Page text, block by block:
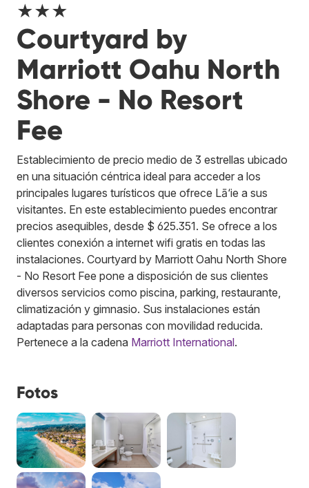
★★★
Courtyard by
Marriott Oahu North
Shore - No Resort
Fee
Establecimiento de precio medio de 3 estrellas ubicado
en una situación céntrica ideal para acceder a los
principales lugares turísticos que ofrece Lā‘ie a sus
visitantes. En este establecimiento puedes encontrar
precios asequibles, desde $ 625.351. Se ofrece a los
clientes conexión a internet wifi gratis en todas las
instalaciones. Courtyard by Marriott Oahu North Shore
- No Resort Fee pone a disposición de sus clientes
diversos servicios como piscina, parking, restaurante,
climatización y gimnasio. Sus instalaciones están
adaptadas para personas con movilidad reducida.
Pertenece a la cadena Marriott International.
Fotos